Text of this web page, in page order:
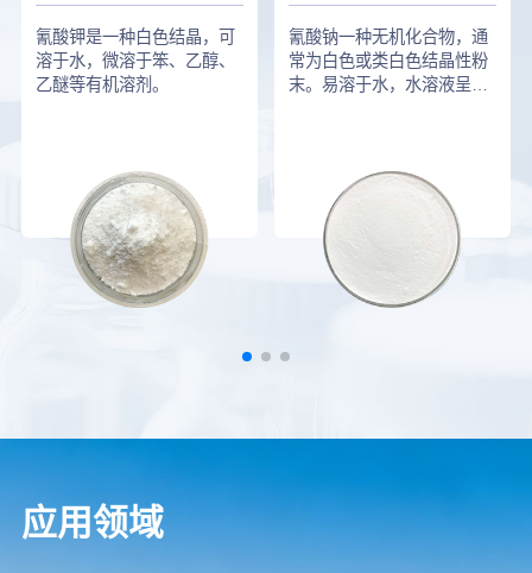
氰酸钾是一种白色结晶，可
溶于水，微溶于笨、乙醇、
乙醚等有机溶剂。
氰酸钠一种无机化合物，通
常为白色或类白色结晶性粉
末。易溶于水，水溶液呈碱
应用领域